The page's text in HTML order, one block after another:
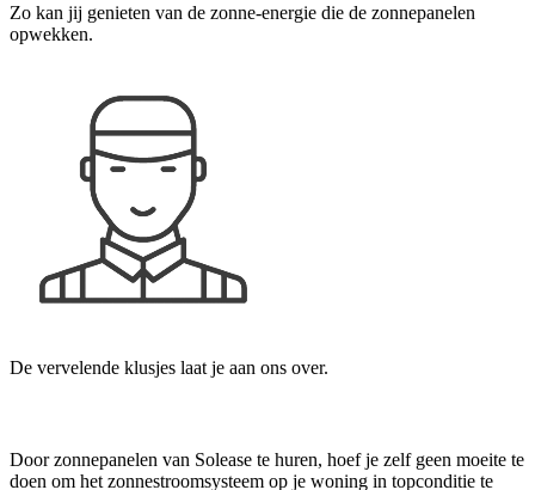
Zo kan jij genieten van de zonne-energie die de zonnepanelen
opwekken.
De vervelende klusjes laat je aan ons over.
Door zonnepanelen van Solease te huren, hoef je zelf geen moeite te
doen om het zonnestroomsysteem op je woning in topconditie te